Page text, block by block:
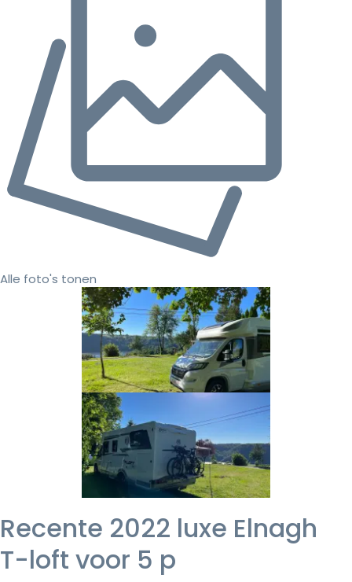
Alle foto's tonen
Recente 2022 luxe Elnagh
T-loft voor 5 p